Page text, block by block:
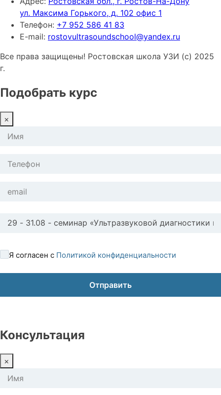
ул. Максима Горького, д. 102 офис 1
Телефон: +7 952 586 41 83
E-mail: rostovultrasoundschool@yandex.ru
Все права защищены! Ростовская школа УЗИ (с) 2025
г.
Подобрать курс
×
Я согласен с Политикой конфиденциальности
Консультация
×